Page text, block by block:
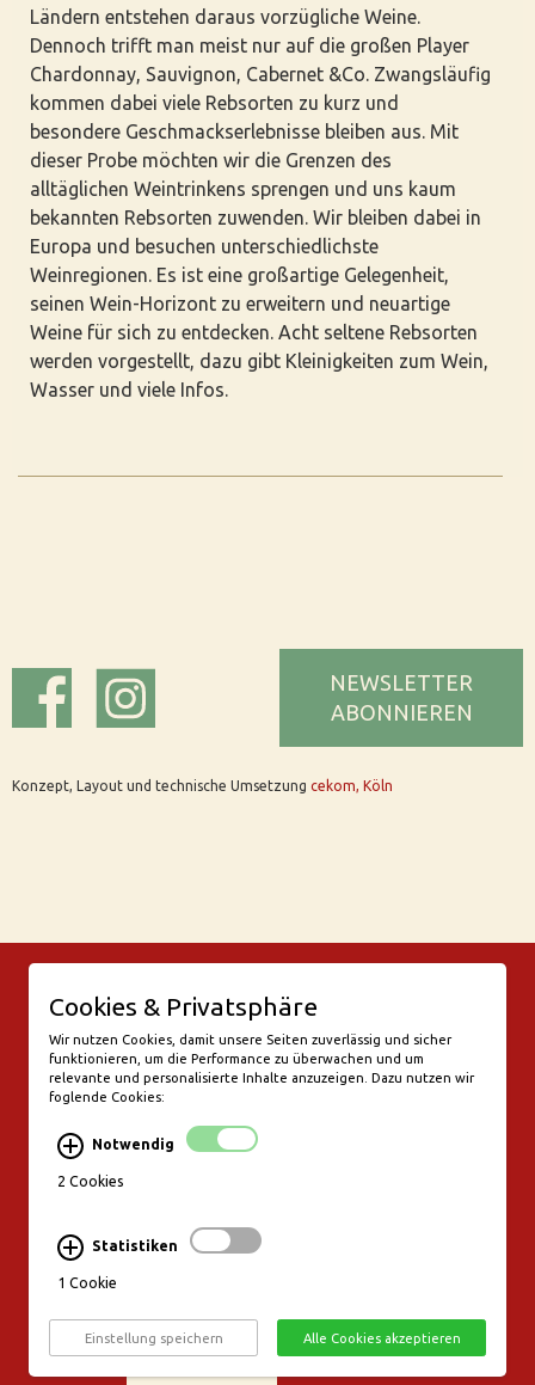
Ländern entstehen daraus vorzügliche Weine.
Dennoch trifft man meist nur auf die großen Player
Chardonnay, Sauvignon, Cabernet &Co. Zwangsläufig
kommen dabei viele Rebsorten zu kurz und
besondere Geschmackserlebnisse bleiben aus. Mit
dieser Probe möchten wir die Grenzen des
alltäglichen Weintrinkens sprengen und uns kaum
bekannten Rebsorten zuwenden. Wir bleiben dabei in
Europa und besuchen unterschiedlichste
Weinregionen. Es ist eine großartige Gelegenheit,
seinen Wein-Horizont zu erweitern und neuartige
Weine für sich zu entdecken. Acht seltene Rebsorten
werden vorgestellt, dazu gibt Kleinigkeiten zum Wein,
Wasser und viele Infos.
Konzept, Layout und technische Umsetzung cekom, Köln
NEWSLETTER
ABONNIEREN
Friesenwall 58
50672 Köln
valentine@bar-rix.de
Di + Mi Weinproben
Do 17:00-23:00
Fr - Sa 17:00 - 01:00
Stornierungsbedingungen
Datenschutz
Cookies & Privatsphäre
Wir nutzen Cookies, damit unsere Seiten zuverlässig und sicher
funktionieren, um die Performance zu überwachen und um
relevante und personalisierte Inhalte anzuzeigen. Dazu nutzen wir
foglende Cookies:
Notwendig
2 Cookies
Statistiken
1 Cookie
Einstellung speichern Alle Cookies akzeptieren